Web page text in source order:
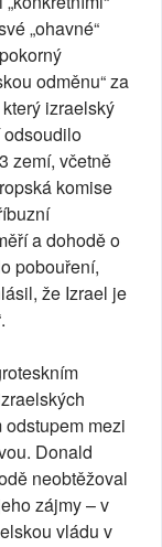
„ohavné“
odměnu“ za
izraelský
odsoudilo
zemí, včetně
komise
a dohodě o
pobouření,
že Izrael je
mezi
Donald
neobtěžoval
zájmy – v
vládu v